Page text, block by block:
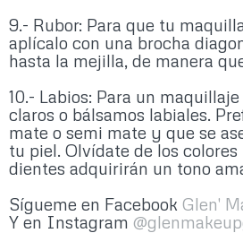
9.- Rubor: Para que tu
aplícalo con una brocha
hasta la mejilla, de manera
10.- Labios: Para un
claros o bálsamos labiales.
mate o semi mate y que se
tu piel. Olvídate de los
dientes adquirirán un tono
Sígueme en Facebook Glen'
Y en Instagram